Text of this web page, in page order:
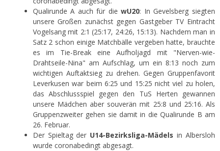
Qualirunde A auch für diewU20: In Gevelsberg siegten
unsere Großen zunächst gegen Gastgeber TV Eintracht
Vogelsang mit 2:1 (25:17, 24:26, 15:13). Nachdem man in
Satz 2 schon einige Matchbälle vergeben hatte, brauchte
es im Tie-Break eine Aufholjagd mit "Nerven-wie-
Drahtseile-Nina" am Aufschlag, um ein 8:13 noch zum
wichtigen Auftaktsieg zu drehen. Gegen Gruppenfavorit
Leverkusen war beim 6:25 und 15:25 nicht viel zu holen,
das Abschlussspiel gegen den TuS Herten gewannen
unsere Mädchen aber souverän mit 25:8 und 25:16. Als
Gruppenzweiter gehen sie damit in die Qualirunde B am
26. Februar.
Der Spieltag der U14-Bezirksliga-Mädels in Albersloh
wurde coronabedingt abgesagt.